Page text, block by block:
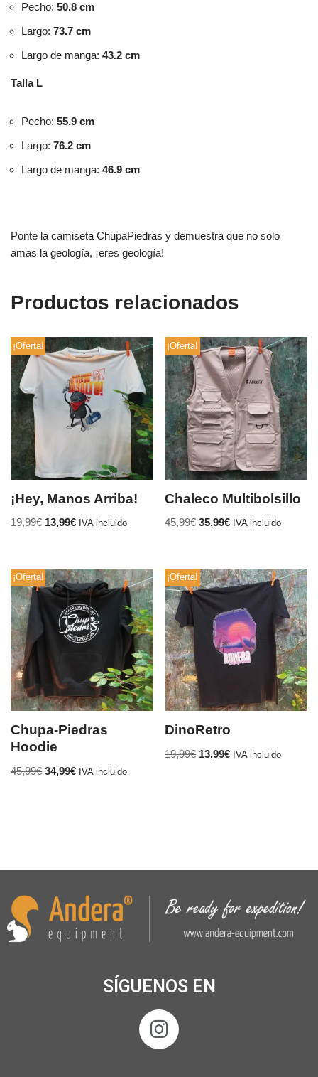
Pecho: 50.8 cm
Largo: 73.7 cm
Largo de manga: 43.2 cm
Talla L
Pecho: 55.9 cm
Largo: 76.2 cm
Largo de manga: 46.9 cm
Ponte la camiseta ChupaPiedras y demuestra que no solo
amas la geología, ¡eres geología!
Productos relacionados
¡Oferta!
¡Hey, Manos Arriba!
19,99€ 13,99€ IVA incluido
¡Oferta!
Chaleco Multibolsillo
45,99€ 35,99€ IVA incluido
¡Oferta!
Chupa-Piedras
Hoodie
45,99€ 34,99€ IVA incluido
¡Oferta!
DinoRetro
19,99€ 13,99€ IVA incluido
SÍGUENOS EN